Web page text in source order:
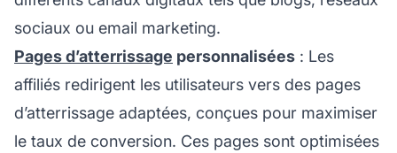
sociaux ou email marketing.
Pages d’atterrissage personnalisées : Les
affiliés redirigent les utilisateurs vers des pages
d’atterrissage adaptées, conçues pour maximiser
le taux de conversion. Ces pages sont optimisées